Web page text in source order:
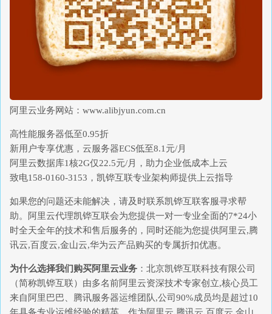
阿里云业务网站：www.alibjyun.com.cn
高性能服务器低至0.95折
新用户专享优惠，云服务器ECS低至8.1元/月
阿里云数据库1核2G仅22.5元/月，助力企业低成本上云
致电158-0160-3153，凯铧互联专业架构师提供上云指导
如果您的问题还未能解决，请及时联系凯铧互联客服寻求帮
助。阿里云代理凯铧互联会为您提供一对一专业全面的7*24小
时全天全年的技术和售后服务的，同时还能为您提供阿里云,腾
讯云,百度云,金山云,华为云产品购买的专属折扣优惠。
为什么选择我们购买阿里云业务 ：北京凯铧互联科技有限公司
（简称凯铧互联）由多名前阿里云资深技术专家创立,核心员工
来自阿里巴巴、腾讯服务器运维团队,公司90%成员均是超过10